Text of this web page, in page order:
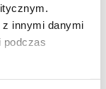
z innymi danymi
podczas